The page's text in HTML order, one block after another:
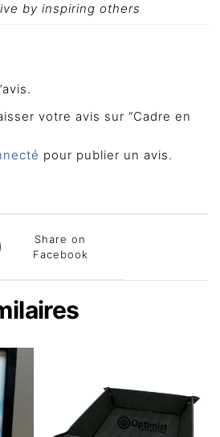
by inspiring others
votre avis sur “Cadre en
pour publier un avis.
Share on
Facebook